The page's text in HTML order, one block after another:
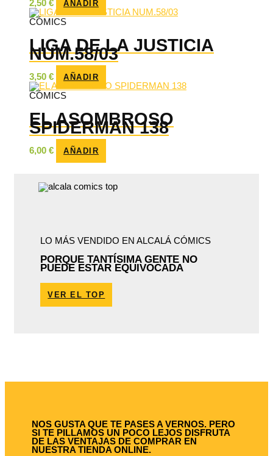
2,50 € AÑADIR
CÓMICS
LIGA DE LA JUSTICIA
NUM.58/03
3,50 € AÑADIR
CÓMICS
EL ASOMBROSO
SPIDERMAN 138
6,00 € AÑADIR
LO MÁS VENDIDO EN ALCALÁ CÓMICS
PORQUE TANTÍSIMA GENTE NO
PUEDE ESTAR EQUIVOCADA
VER EL TOP
NOS GUSTA QUE TE PASES A VERNOS. PERO
SI TE PILLAMOS UN POCO LEJOS DISFRUTA
DE LAS VENTAJAS DE COMPRAR EN
NUESTRA TIENDA ONLINE.